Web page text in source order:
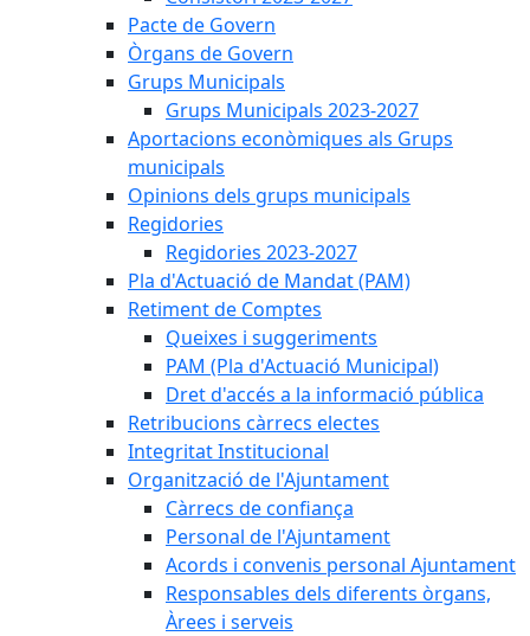
Pacte de Govern
Òrgans de Govern
Grups Municipals
Grups Municipals 2023-2027
Aportacions econòmiques als Grups
municipals
Opinions dels grups municipals
Regidories
Regidories 2023-2027
Pla d'Actuació de Mandat (PAM)
Retiment de Comptes
Queixes i suggeriments
PAM (Pla d'Actuació Municipal)
Dret d'accés a la informació pública
Retribucions càrrecs electes
Integritat Institucional
Organització de l'Ajuntament
Càrrecs de confiança
Personal de l'Ajuntament
Acords i convenis personal Ajuntament
Responsables dels diferents òrgans,
Àrees i serveis